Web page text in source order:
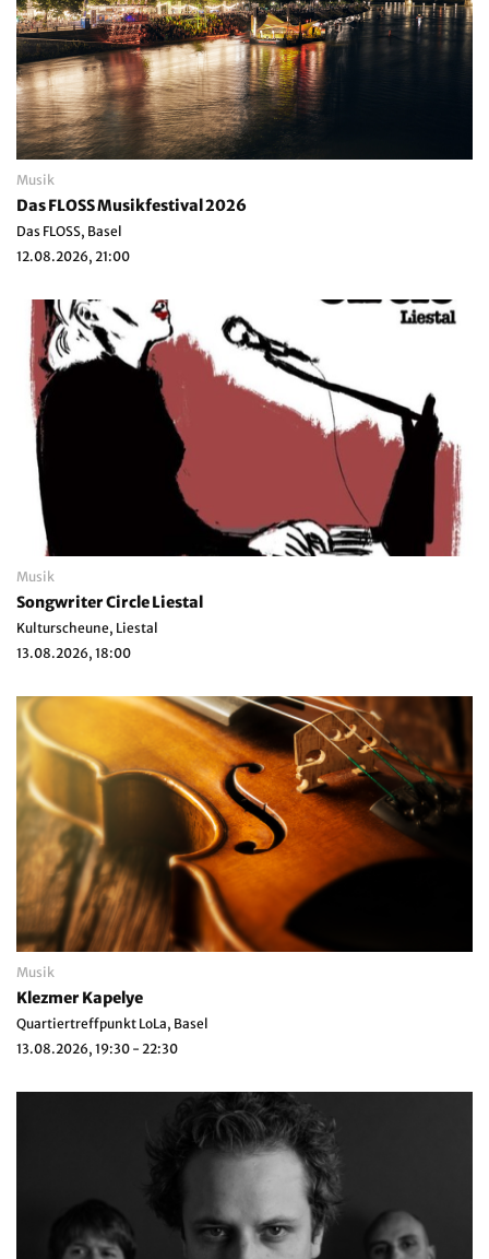
Musik
Das FLOSS Musikfestival 2026
Das FLOSS, Basel
12.08.2026, 21:00
Musik
Songwriter Circle Liestal
Kulturscheune, Liestal
13.08.2026, 18:00
Musik
Klezmer Kapelye
Quartiertreffpunkt LoLa, Basel
13.08.2026, 19:30 - 22:30